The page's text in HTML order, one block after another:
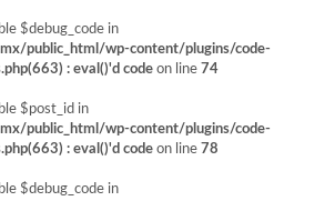
$debug_code in
public_html/wp-content/plugins/code-
: eval()'d code on line 74
$post_id in
public_html/wp-content/plugins/code-
: eval()'d code on line 78
$debug_code in